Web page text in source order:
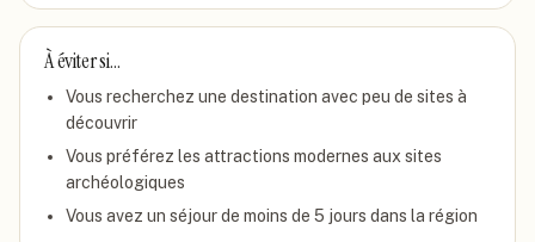
À éviter si…
Vous recherchez une destination avec peu de sites à
découvrir
Vous préférez les attractions modernes aux sites
archéologiques
Vous avez un séjour de moins de 5 jours dans la région